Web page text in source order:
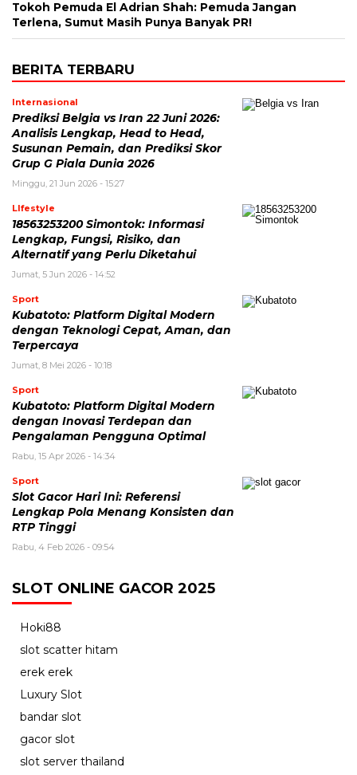
Tokoh Pemuda El Adrian Shah: Pemuda Jangan
Terlena, Sumut Masih Punya Banyak PR!
BERITA TERBARU
Internasional
Prediksi Belgia vs Iran 22 Juni 2026:
Analisis Lengkap, Head to Head,
Susunan Pemain, dan Prediksi Skor
Grup G Piala Dunia 2026
Minggu, 21 Jun 2026 - 15:27
LIfestyle
18563253200 Simontok: Informasi
Lengkap, Fungsi, Risiko, dan
Alternatif yang Perlu Diketahui
Jumat, 5 Jun 2026 - 14:52
Sport
Kubatoto: Platform Digital Modern
dengan Teknologi Cepat, Aman, dan
Terpercaya
Jumat, 8 Mei 2026 - 10:18
Sport
Kubatoto: Platform Digital Modern
dengan Inovasi Terdepan dan
Pengalaman Pengguna Optimal
Rabu, 15 Apr 2026 - 14:34
Sport
Slot Gacor Hari Ini: Referensi
Lengkap Pola Menang Konsisten dan
RTP Tinggi
Rabu, 4 Feb 2026 - 09:54
SLOT ONLINE GACOR 2025
Hoki88
slot scatter hitam
erek erek
Luxury Slot
bandar slot
gacor slot
slot server thailand